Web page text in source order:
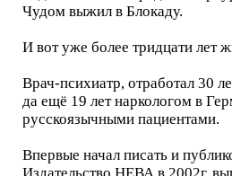
Чудом выжил в Блокаду.
И вот уже более тридцати лет
Врач-психиатр, отработал 30
да ещё 19 лет наркологом в
русскоязычными пациентами.
Впервые начал писать и